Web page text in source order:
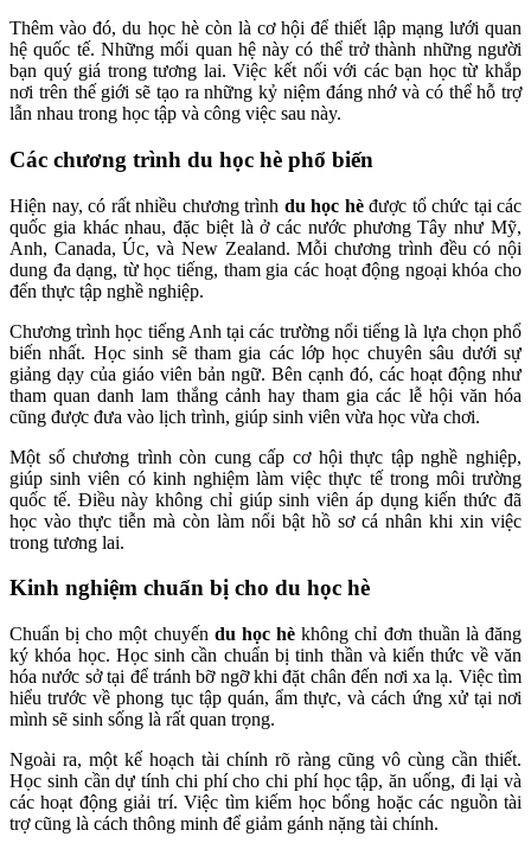
Thêm vào đó, du học hè còn là cơ hội để thiết lập mạng lưới quan
hệ quốc tế. Những mối quan hệ này có thể trở thành những người
bạn quý giá trong tương lai. Việc kết nối với các bạn học từ khắp
nơi trên thế giới sẽ tạo ra những kỷ niệm đáng nhớ và có thể hỗ trợ
lẫn nhau trong học tập và công việc sau này.
Các chương trình du học hè phổ biến
Hiện nay, có rất nhiều chương trình du học hèđược tổ chức tại các
quốc gia khác nhau, đặc biệt là ở các nước phương Tây như Mỹ,
Anh, Canada, Úc, và New Zealand. Mỗi chương trình đều có nội
dung đa dạng, từ học tiếng, tham gia các hoạt động ngoại khóa cho
đến thực tập nghề nghiệp.
Chương trình học tiếng Anh tại các trường nổi tiếng là lựa chọn phổ
biến nhất. Học sinh sẽ tham gia các lớp học chuyên sâu dưới sự
giảng dạy của giáo viên bản ngữ. Bên cạnh đó, các hoạt động như
tham quan danh lam thắng cảnh hay tham gia các lễ hội văn hóa
cũng được đưa vào lịch trình, giúp sinh viên vừa học vừa chơi.
Một số chương trình còn cung cấp cơ hội thực tập nghề nghiệp,
giúp sinh viên có kinh nghiệm làm việc thực tế trong môi trường
quốc tế. Điều này không chỉ giúp sinh viên áp dụng kiến thức đã
học vào thực tiễn mà còn làm nổi bật hồ sơ cá nhân khi xin việc
trong tương lai.
Kinh nghiệm chuẩn bị cho du học hè
Chuẩn bị cho một chuyến du học hè không chỉ đơn thuần là đăng
ký khóa học. Học sinh cần chuẩn bị tinh thần và kiến thức về văn
hóa nước sở tại để tránh bỡ ngỡ khi đặt chân đến nơi xa lạ. Việc tìm
hiểu trước về phong tục tập quán, ẩm thực, và cách ứng xử tại nơi
mình sẽ sinh sống là rất quan trọng.
Ngoài ra, một kế hoạch tài chính rõ ràng cũng vô cùng cần thiết.
Học sinh cần dự tính chi phí cho chi phí học tập, ăn uống, đi lại và
các hoạt động giải trí. Việc tìm kiếm học bổng hoặc các nguồn tài
trợ cũng là cách thông minh để giảm gánh nặng tài chính.